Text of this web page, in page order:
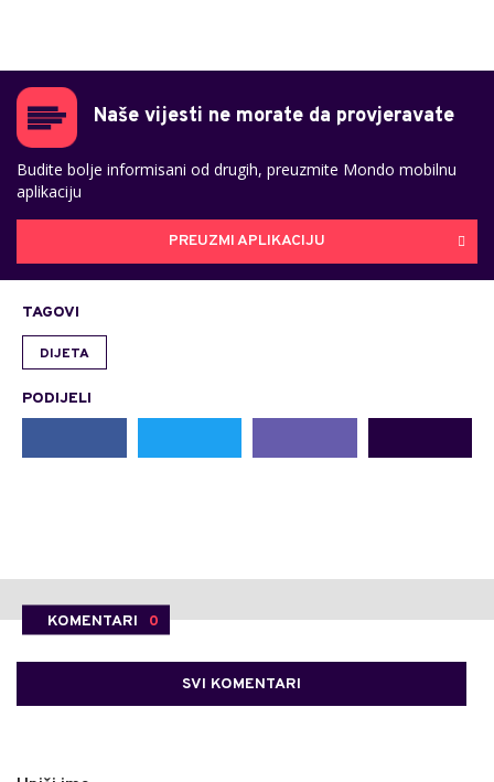
Naše vijesti ne morate da provjeravate
Budite bolje informisani od drugih, preuzmite Mondo mobilnu
aplikaciju
PREUZMI APLIKACIJU
TAGOVI
DIJETA
PODIJELI
KOMENTARI 0
SVI KOMENTARI